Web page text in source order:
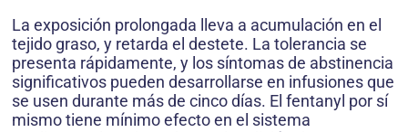
La exposición prolongada lleva a acumulación en el
tejido graso, y retarda el destete. La tolerancia se
presenta rápidamente, y los síntomas de abstinencia
significativos pueden desarrollarse en infusiones que
se usen durante más de cinco días. El fentanyl por sí
mismo tiene mínimo efecto en el sistema